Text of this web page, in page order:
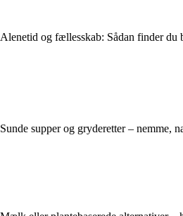
Alenetid og fællesskab: Sådan finder du
Sunde supper og gryderetter – nemme,